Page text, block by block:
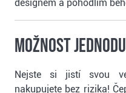
designem a pohodlím
Možnost
Nejste si jistí svou
nakupujete bez rizika!